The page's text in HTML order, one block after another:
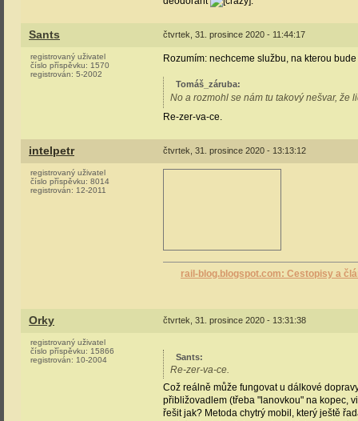
Sants čtvrtek, 31. prosince 2020 - 11:44:17
registrovaný uživatel
číslo příspěvku: 1570
registrován: 5-2002
Rozumím: nechceme službu, na kterou
Tomáš_záruba:
No a rozmohl se nám tu takový nešvar, že
Re-zer-va-ce.
intelpetr čtvrtek, 31. prosince 2020 - 13:13:12
registrovaný uživatel
číslo příspěvku: 8014
registrován: 12-2011
rail-blog.blogspot.com: Cestopisy a
Orky čtvrtek, 31. prosince 2020 - 13:31:38
registrovaný uživatel
číslo příspěvku: 15866
registrován: 10-2004 Sants:
Re-zer-va-ce.
Což reálně může fungovat u dálkové
přibližovadlem (třeba "lanovkou" na kopec,
řešit jak? Metoda chytrý mobil, který ještě